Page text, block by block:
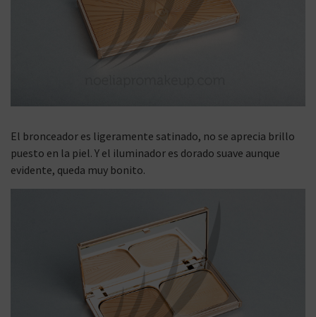
El bronceador es ligeramente satinado, no se aprecia brillo
puesto en la piel. Y el iluminador es dorado suave aunque
evidente, queda muy bonito.